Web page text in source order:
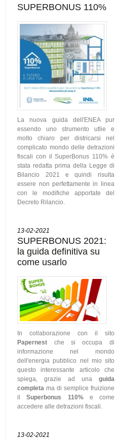
SUPERBONUS 110%
La nuova guida dell'ENEA pur
essendo uno strumento utlie e
molto chiaro per districarsi nel
complicato mondo delle detrazioni
fiscali con il SuperBonus 110% è
stata redatta prima della Legge di
Bilancio 2021 e quindi risulta
essere non perfettamente in linea
con le modifiche apportate del
Decreto Rilancio.
13-02-2021
SUPERBONUS 2021:
la guida definitiva su
come usarlo
In collaborazione con il sito
Papernest che si occupa di
informazione nel mondo
dell'energia pubblico nel mio sito
questo interessante articolo che
spiega, grazie ad una guida
completa ma di semplice fruizione
ilSuperbonus 110%e come
accedere alle detrazioni fiscali.
13-02-2021